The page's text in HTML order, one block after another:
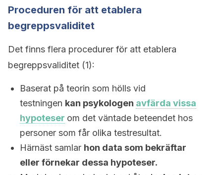
Proceduren för att etablera
begreppsvaliditet
Det finns flera procedurer för att etablera
begreppsvaliditet (1):
Baserat på teorin som hölls vid
testningen kan psykologen avfärda vissa
hypoteser om det väntade beteendet hos
personer som får olika testresultat.
Härnäst samlar hon data som bekräftar
eller förnekar dessa hypoteser.